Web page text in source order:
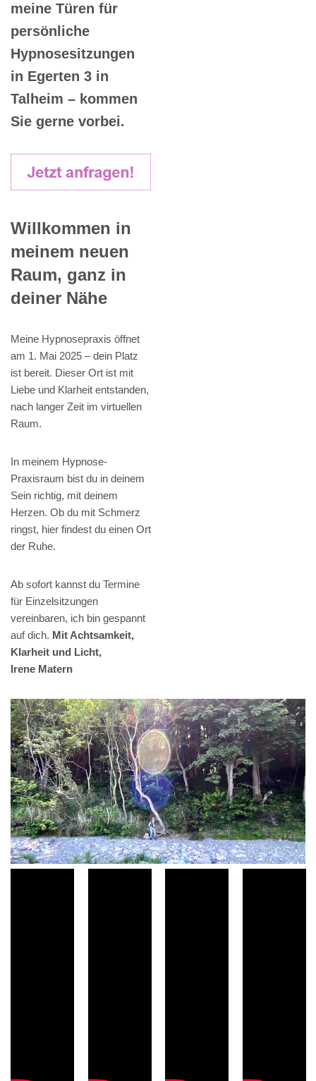
meine Türen für
persönliche
Hypnosesitzungen
in Egerten 3 in
Talheim – kommen
Sie gerne vorbei.
Willkommen in
meinem neuen
Raum, ganz in
deiner Nähe
Meine Hypnosepraxis öffnet
am 1. Mai 2025 – dein Platz
ist bereit. Dieser Ort ist mit
Liebe und Klarheit entstanden,
nach langer Zeit im virtuellen
Raum.
In meinem Hypnose-
Praxisraum bist du in deinem
Sein richtig, mit deinem
Herzen. Ob du mit Schmerz
ringst, hier findest du einen Ort
der Ruhe.
Ab sofort kannst du Termine
für Einzelsitzungen
vereinbaren, ich bin gespannt
auf dich. Mit Achtsamkeit,
Klarheit und Licht,
Irene Matern